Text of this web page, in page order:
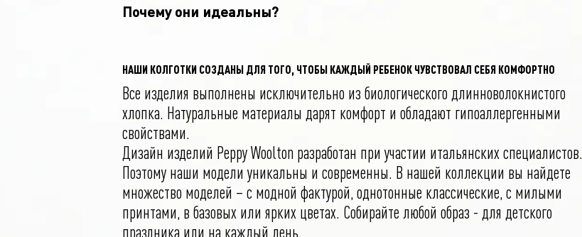
Почему они идеальны?
НАШИ КОЛГОТКИ СОЗДАНЫ ДЛЯ ТОГО, ЧТОБЫ КАЖДЫЙ РЕБЕНОК ЧУВСТВОВАЛ СЕБЯ КОМФОРТНО
Все изделия выполнены исключительно из биологического длинноволокнистого
хлопка. Натуральные материалы дарят комфорт и обладают гипоаллергенными
свойствами.
Дизайн изделий Peppy Woolton разработан при участии итальянских специалистов.
Поэтому наши модели уникальны и современны. В нашей коллекции вы найдете
множество моделей – с модной фактурой, однотонные классические, с милыми
принтами, в базовых или ярких цветах. Собирайте любой образ - для детского
праздника или на каждый день.